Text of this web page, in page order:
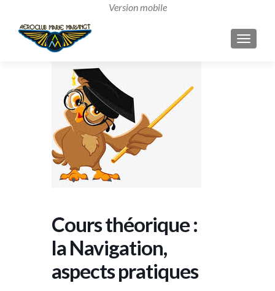
Cours théorique :
la Navigation,
aspects pratiques